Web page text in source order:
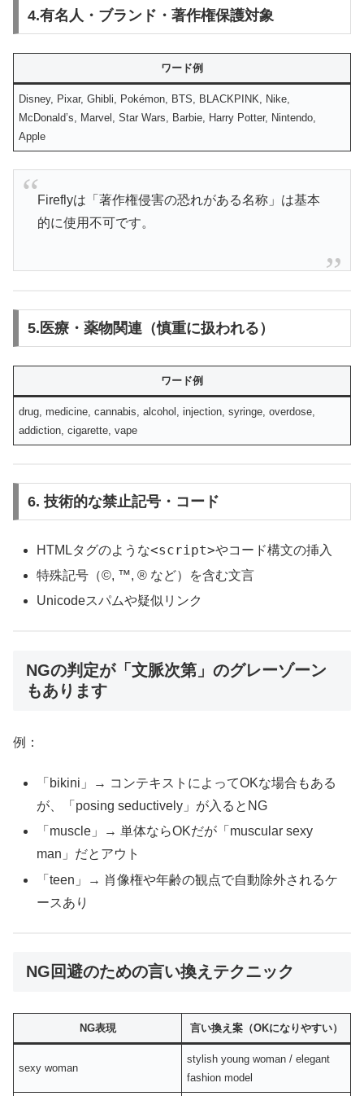
4.有名人・ブランド・著作権保護対象
ワード例
Disney, Pixar, Ghibli, Pokémon, BTS, BLACKPINK, Nike,
McDonald’s, Marvel, Star Wars, Barbie, Harry Potter, Nintendo,
Apple
Fireflyは「著作権侵害の恐れがある名称」は基本
的に使用不可です。
5.医療・薬物関連（慎重に扱われる）
ワード例
drug, medicine, cannabis, alcohol, injection, syringe, overdose,
addiction, cigarette, vape
6. 技術的な禁止記号・コード
HTMLタグのような<script>やコード構文の挿入
特殊記号（©, ™, ® など）を含む文言
Unicodeスパムや疑似リンク
NGの判定が「文脈次第」のグレーゾーン
もあります
例：
「bikini」→ コンテキストによってOKな場合もある
が、「posing seductively」が入るとNG
「muscle」→ 単体ならOKだが「muscular sexy
man」だとアウト
「teen」→ 肖像権や年齢の観点で自動除外されるケ
ースあり
NG回避のための言い換えテクニック
NG表現 言い換え案（OKになりやすい）
sexy woman
stylish young woman / elegant
fashion model